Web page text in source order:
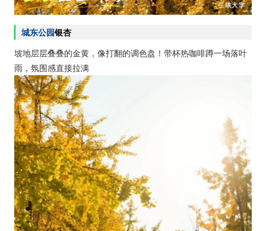
城东公园银杏
坡地层层叠叠的金黄，像打翻的调色盘！带杯热咖啡蹲一场落叶
雨，氛围感直接拉满